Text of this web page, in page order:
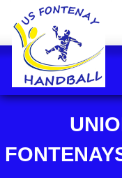
Panneau de gestion des